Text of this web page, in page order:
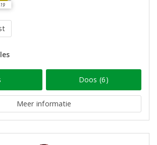
Doos (6)
Meer informatie